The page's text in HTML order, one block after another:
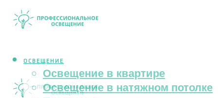
ОСВЕЩЕНИЕ
Освещение в квартире
Освещение в натяжном потолке